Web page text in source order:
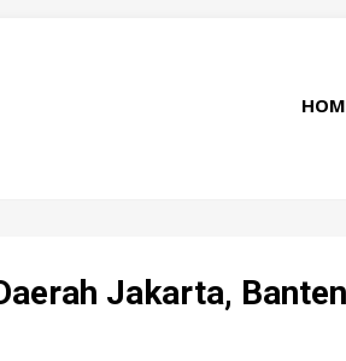
Jakarta,